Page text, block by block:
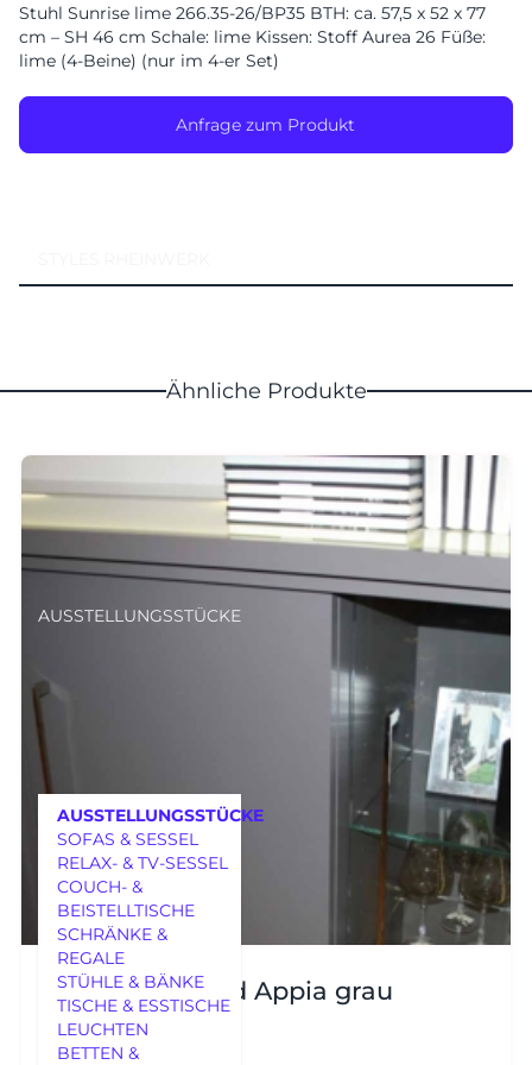
AUSSTELLUNGSSTÜCKE
AUSSTELLUNGSSTÜCKE
SOFAS & SESSEL
RELAX- & TV-SESSEL
COUCH- &
BEISTELLTISCHE
SCHRÄNKE &
REGALE
STÜHLE & BÄNKE
TISCHE & ESSTISCHE
LEUCHTEN
BETTEN &
MÖBEL
Stuhl Sunrise lime 266.35-26/BP35 BTH: ca. 57,5 x 52 x 77
cm – SH 46 cm Schale: lime Kissen: Stoff Aurea 26 Füße:
lime (4-Beine) (nur im 4-er Set)
Anfrage zum Produkt
Ähnliche Produkte
KMK Highboard Appia grau
Montag geschlossen